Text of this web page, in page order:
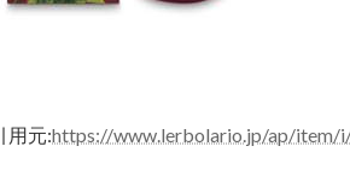
用元:https://www.lerbolario.jp/ap/item/